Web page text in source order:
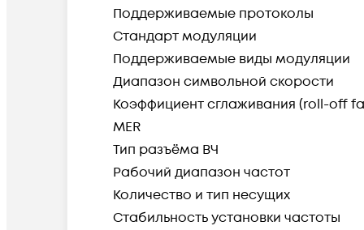
Поддерживаемые протоколы
Стандарт модуляции
Поддерживаемые виды модуляции
Диапазон символьной скорости
Коэффициент сглаживания (roll-off
MER
Тип разъёма ВЧ
Рабочий диапазон частот
Количество и тип несущих
Стабильность установки частоты